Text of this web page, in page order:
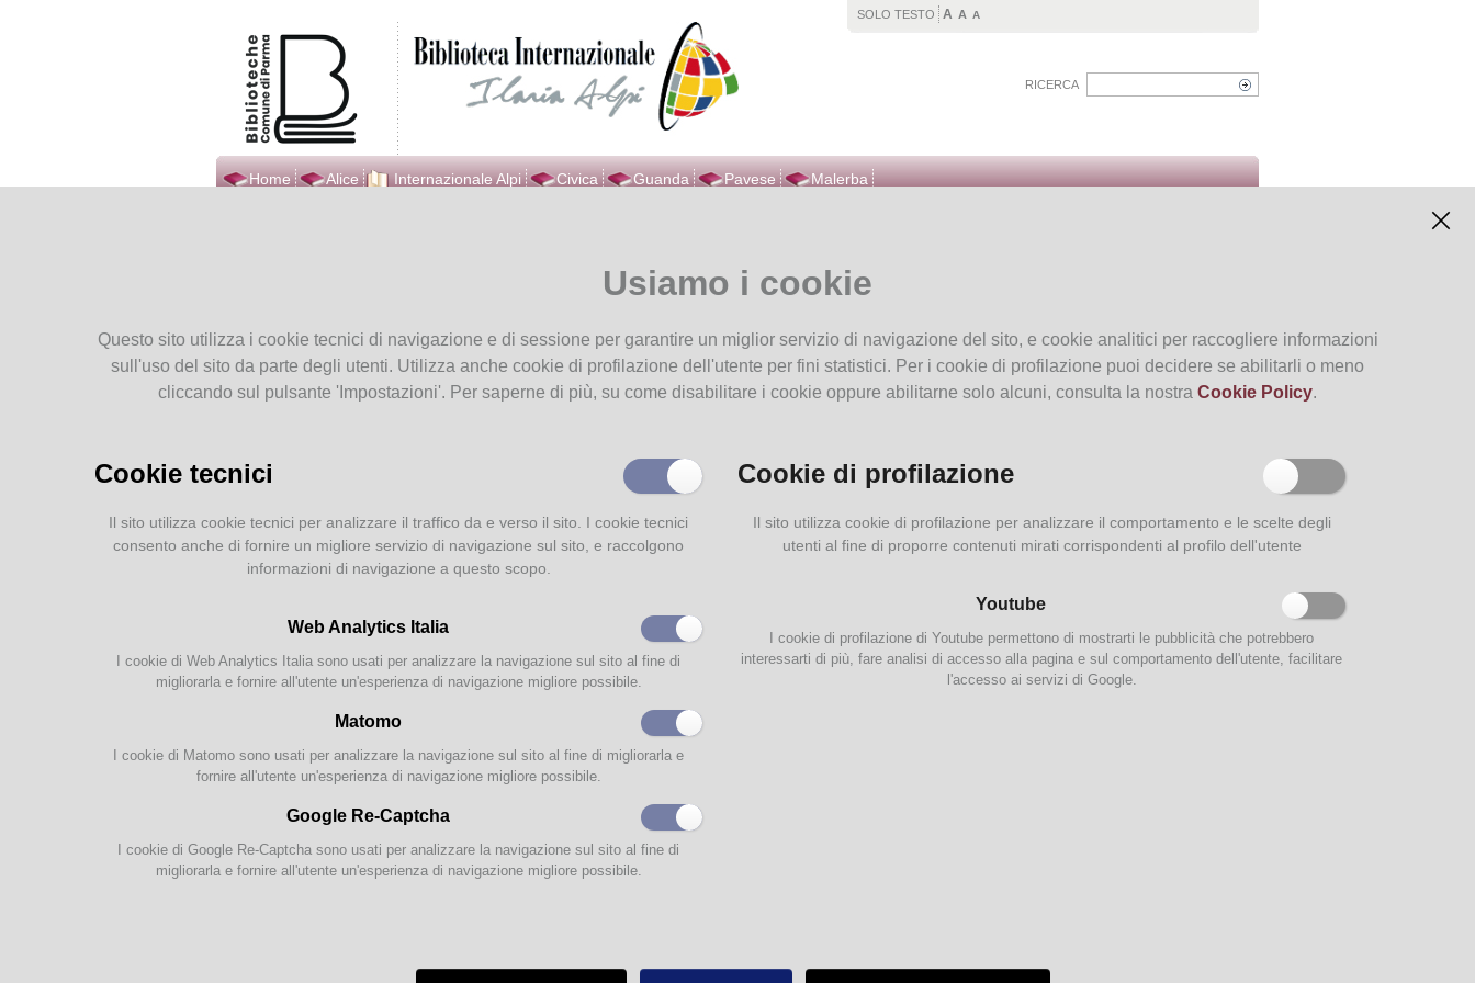
SOLO TESTO A A A
RICERCA
Home Alice Internazionale Alpi Civica Guanda Pavese Malerba
Phone (+39) 0521031984
Email:
bibliotecainternazionale@comune.parma.it
info@copatitalia.com
Contacts
Location
Follow us on Facebook
Catalogue
Collection
Registration and Loan
Services for disabled people
Intercultural services
Newsletter
Languages & Cultures
International
Usiamo i cookie
Questo sito utilizza i cookie tecnici di navigazione e di sessione per garantire un miglior servizio di navigazione del sito, e cookie analitici per raccogliere informazioni
sull'uso del sito da parte degli utenti. Utilizza anche cookie di profilazione dell'utente per fini statistici. Per i cookie di profilazione puoi decidere se abilitarli o meno
cliccando sul pulsante 'Impostazioni'. Per saperne di più, su come disabilitare i cookie oppure abilitarne solo alcuni, consulta la nostra Cookie Policy.
Cookie tecnici
Il sito utilizza cookie tecnici per analizzare il traffico da e verso il sito. I cookie tecnici
consento anche di fornire un migliore servizio di navigazione sul sito, e raccolgono
informazioni di navigazione a questo scopo.
Web Analytics Italia
I cookie di Web Analytics Italia sono usati per analizzare la navigazione sul sito al fine di
migliorarla e fornire all'utente un'esperienza di navigazione migliore possibile.
Matomo
I cookie di Matomo sono usati per analizzare la navigazione sul sito al fine di migliorarla e
fornire all'utente un'esperienza di navigazione migliore possibile.
Google Re-Captcha
I cookie di Google Re-Captcha sono usati per analizzare la navigazione sul sito al fine di
migliorarla e fornire all'utente un'esperienza di navigazione migliore possibile.
Cookie di profilazione
Il sito utilizza cookie di profilazione per analizzare il comportamento e le scelte degli
utenti al fine di proporre contenuti mirati corrispondenti al profilo dell'utente
Youtube
I cookie di profilazione di Youtube permettono di mostrarti le pubblicità che potrebbero
interessarti di più, fare analisi di accesso alla pagina e sul comportamento dell'utente, facilitare
l'accesso ai servizi di Google.